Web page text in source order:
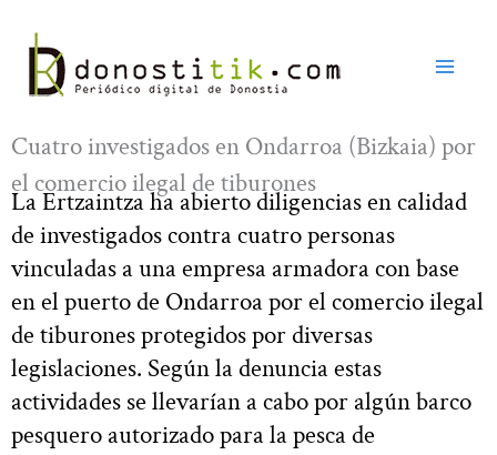
contenido
Cuatro investigados en Ondarroa (Bizkaia) por
el comercio ilegal de tiburones
La Ertzaintza ha abierto diligencias en calidad
de investigados contra cuatro personas
vinculadas a una empresa armadora con base
en el puerto de Ondarroa por el comercio ilegal
de tiburones protegidos por diversas
legislaciones. Según la denuncia estas
actividades se llevarían a cabo por algún barco
pesquero autorizado para la pesca de